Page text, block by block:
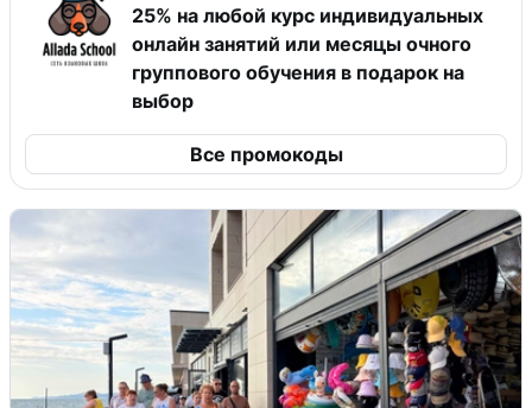
25% на любой курс индивидуальных
онлайн занятий или месяцы очного
группового обучения в подарок на
выбор
Все промокоды